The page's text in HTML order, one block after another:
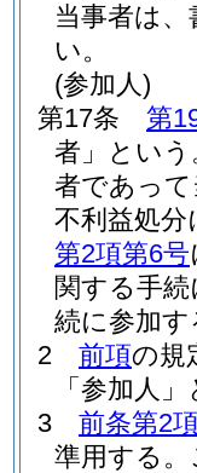
当事者は
い。
(参加人)
第17条
第
者」という
者であっ
不利益処
第2項第6号
関する手
続に参加
2
前項の規
「参加人
3
前条第2
準用する。